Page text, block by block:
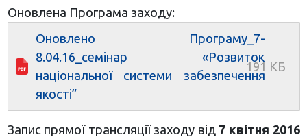
Оновлена Програма заходу:
Оновлено Програму_7-
8.04.16_семінар «Розвиток
національної системи забезпечення
якості”
Запис прямої трансляції заходу від 7 квітня 2016